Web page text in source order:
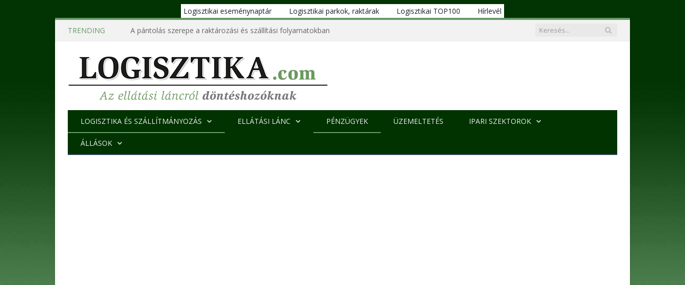
Logisztikai eseménynaptár Logisztikai parkok, raktárak Logisztikai TOP100
Hírlevél
TRENDING
A pántolás szerepe a raktározási és szállítási folyamatokban
LOGISZTIKA ÉS SZÁLLÍTMÁNYOZÁS ELLÁTÁSI LÁNC PÉNZÜGYEK ÜZEMELTETÉS IPARI SZEKTOROK
ÁLLÁSOK